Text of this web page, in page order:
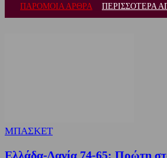
ΠΑΡΟΜΟΙΑ ΑΡΘΡΑ ΠΕΡΙΣΣΟΤΕΡΑ
ΜΠΑΣΚΕΤ
Ελλάδα-Δανία 74-65: Πρώτη